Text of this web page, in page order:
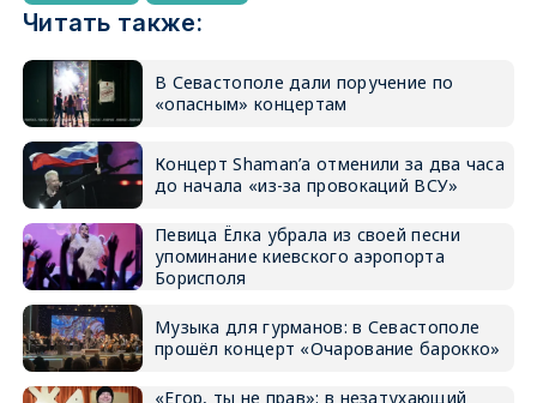
Читать также:
В Севастополе дали поручение по
«опасным» концертам
Концерт Shaman’а отменили за два часа
до начала «из-за провокаций ВСУ»
Певица Ёлка убрала из своей песни
упоминание киевского аэропорта
Борисполя
Музыка для гурманов: в Севастополе
прошёл концерт «Очарование барокко»
«Егор, ты не прав»: в незатухающий